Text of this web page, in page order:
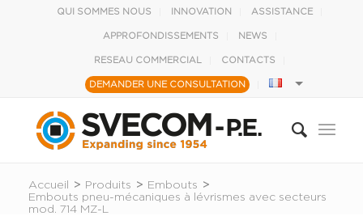
QUI SOMMES NOUS INNOVATION ASSISTANCE
APPROFONDISSEMENTS NEWS
RESEAU COMMERCIAL CONTACTS
DEMANDER UNE CONSULTATION
Accueil > Produits > Embouts >
Embouts pneu-mécaniques à lévrismes avec secteurs
mod. 714 MZ-L